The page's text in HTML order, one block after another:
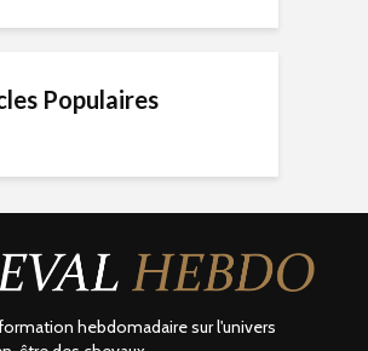
Populaires
hebdomadaire sur l'univers